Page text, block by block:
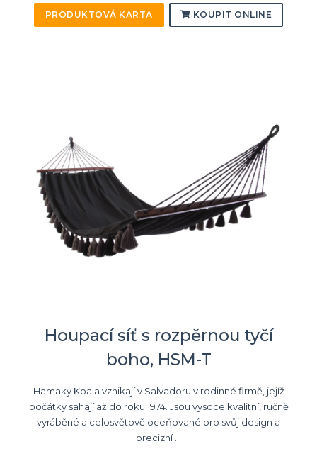
PRODUKTOVÁ KARTA KOUPIT ONLINE
Houpací síť s rozpěrnou tyčí
boho, HSM-T
Hamaky Koala vznikají v Salvadoru v rodinné firmě, jejíž
počátky sahají až do roku 1974. Jsou vysoce kvalitní, ručně
vyráběné a celosvětově oceňované pro svůj design a
precizní ...